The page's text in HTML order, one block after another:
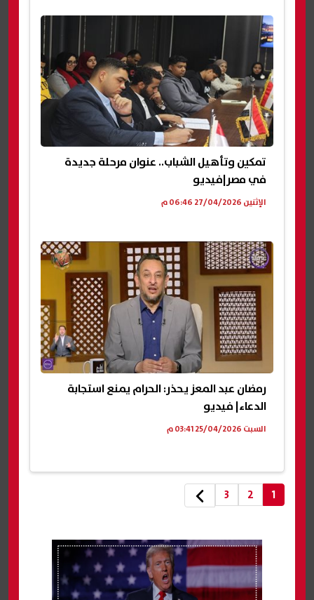
تمكين وتأهيل الشباب.. عنوان مرحلة جديدة
في مصر|فيديو
الإثنين 27/04/2026 06:46 م
رمضان عبد المعز يحذر: الحرام يمنع استجابة
الدعاء| فيديو
السبت 25/04/2026 03:41 م
1
2
3